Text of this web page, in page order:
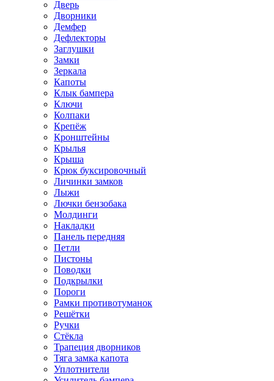
Дверь
Дворники
Демфер
Дефлекторы
Заглушки
Замки
Зеркала
Капоты
Клык бампера
Ключи
Колпаки
Крепёж
Кронштейны
Крылья
Крыша
Крюк буксировочный
Личинки замков
Лыжи
Лючки бензобака
Молдинги
Накладки
Панель передняя
Петли
Пистоны
Поводки
Подкрылки
Пороги
Рамки противотуманок
Решётки
Ручки
Стёкла
Трапеция дворников
Тяга замка капота
Уплотнители